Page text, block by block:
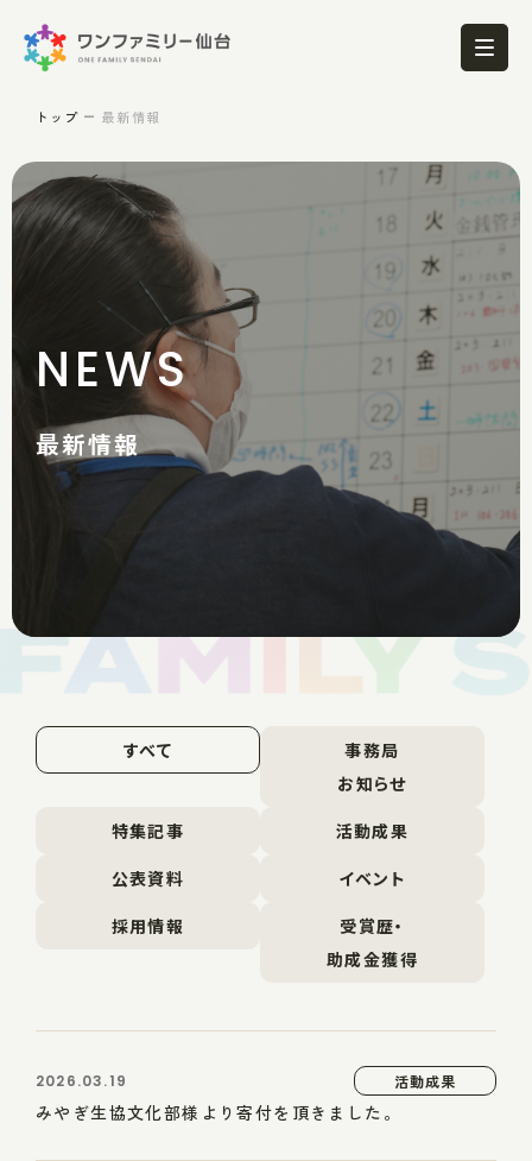
トップ 最新情報
NEWS
最新情報
すべて
事務局
お知らせ
特集記事
活動成果
公表資料
イベント
採用情報
受賞歴・
助成金獲得
2026.03.19 活動成果
みやぎ生協文化部様より寄付を頂きました。